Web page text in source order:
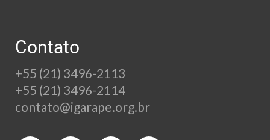
Contato
+55 (21) 3496-2113
+55 (21) 3496-2114
contato@igarape.org.br